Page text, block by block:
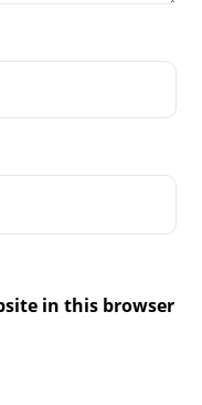
in this browser